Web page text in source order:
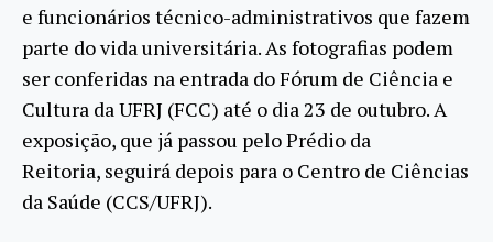
e funcionários técnico-administrativos que fazem
parte do vida universitária. As fotografias podem
ser conferidas na entrada do Fórum de Ciência e
Cultura da UFRJ (FCC) até o dia 23 de outubro. A
exposição, que já passou pelo Prédio da
Reitoria, seguirá depois para o Centro de Ciências
da Saúde (CCS/UFRJ).